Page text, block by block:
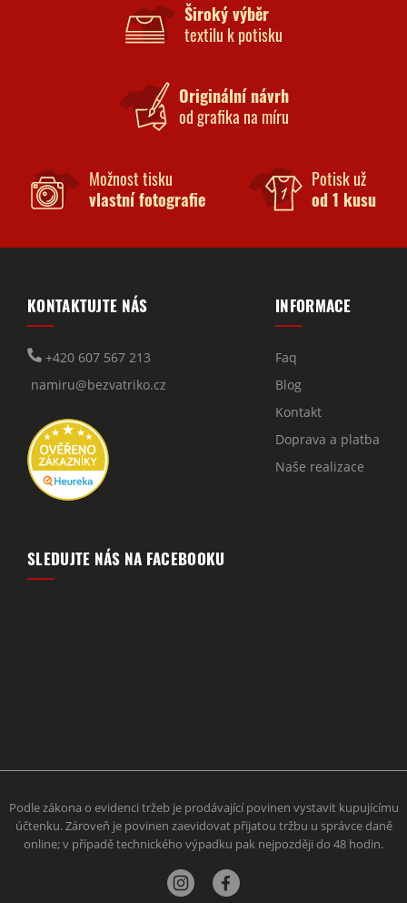
Široký výběr
textilu k potisku
Originální návrh
od grafika na míru
Možnost tisku
vlastní fotografie
Potisk už
od 1 kusu
KONTAKTUJTE NÁS
+420 607 567 213
namiru@bezvatriko.cz
INFORMACE
Faq
Blog
Kontakt
Doprava a platba
Naše realizace
SLEDUJTE NÁS NA FACEBOOKU
Podle zákona o evidenci tržeb je prodávající povinen vystavit kupujícímu
účtenku. Zároveň je povinen zaevidovat přijatou tržbu u správce daně
online; v případě technického výpadku pak nejpozději do 48 hodin.